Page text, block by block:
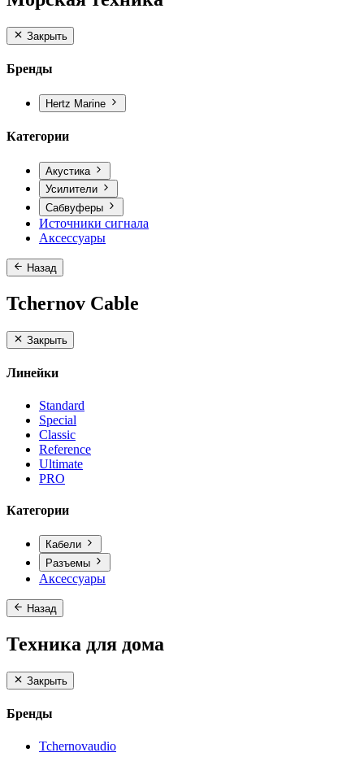
Закрыть
Бренды
Hertz Marine
Категории
Акустика
Усилители
Сабвуферы
Источники сигнала
Аксессуары
Назад
Tchernov Cable
Закрыть
Линейки
Standard
Special
Classic
Reference
Ultimate
PRO
Категории
Кабели
Разъемы
Аксессуары
Назад
Техника для дома
Закрыть
Бренды
Tchernovaudio